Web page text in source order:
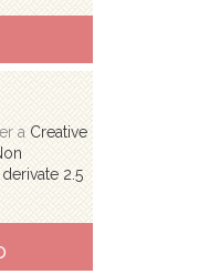
a Creative
2.5